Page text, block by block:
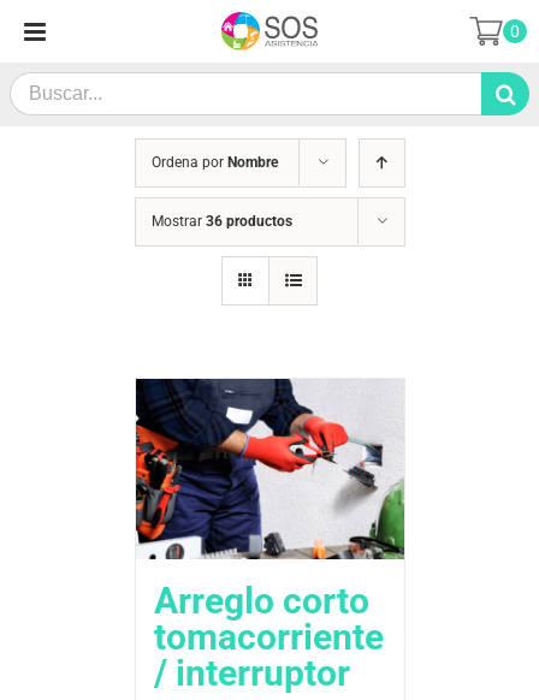
contenido
Search
for:
0
Ordena por Nombre
Mostrar 36 productos
Arreglo corto
tomacorriente
/ interruptor